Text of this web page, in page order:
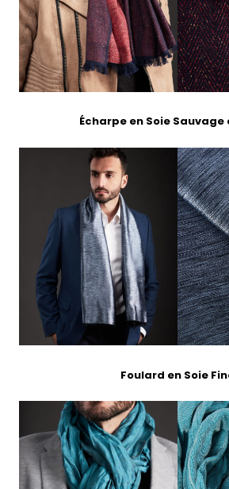
Écharpe en Soie Sauvage
Foulard en Soie